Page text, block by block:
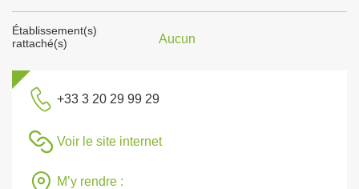
Établissement(s)
rattaché(s)
Aucun
+33 3 20 29 99 29
Voir le site internet
M’y rendre :